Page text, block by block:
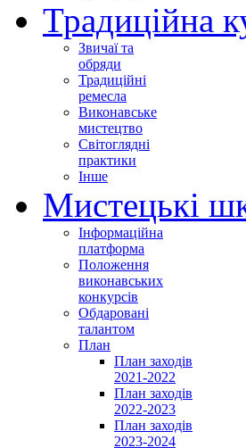
Традиційна
Звичаї та
обряди
Традиційні
ремесла
Виконавське
мистецтво
Світоглядні
практики
Інше
Мистецькі
Інформаційна
платформа
Положення
виконавських
конкурсів
Обдаровані
талантом
План
План заходів
2021-2022
План заходів
2022-2023
План заходів
2023-2024